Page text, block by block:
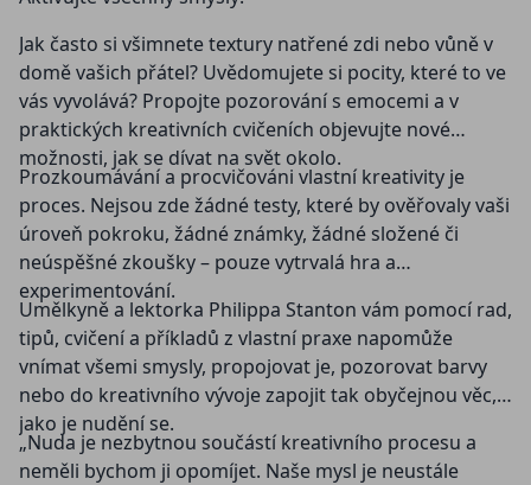
Jak často si všimnete textury natřené zdi nebo vůně v
domě vašich přátel? Uvědomujete si pocity, které to ve
vás vyvolává? Propojte pozorování s emocemi a v
praktických kreativních cvičeních objevujte nové
možnosti, jak se dívat na svět okolo.
Prozkoumávání a procvičováni vlastní kreativity je
proces. Nejsou zde žádné testy, které by ověřovaly vaši
úroveň pokroku, žádné známky, žádné složené či
neúspěšné zkoušky – pouze vytrvalá hra a
experimentování.
Umělkyně a lektorka Philippa Stanton vám pomocí rad,
tipů, cvičení a příkladů z vlastní praxe napomůže
vnímat všemi smysly, propojovat je, pozorovat barvy
nebo do kreativního vývoje zapojit tak obyčejnou věc,
jako je nudění se.
„Nuda je nezbytnou součástí kreativního procesu a
neměli bychom ji opomíjet. Naše mysl je neustále